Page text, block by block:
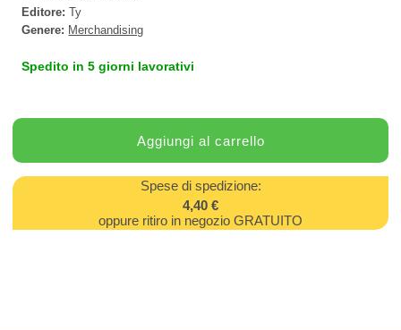
Editore:Ty
Genere: Merchandising
Spedito in 5 giorni lavorativi
Spese di spedizione:
4,40 €
oppure ritiro in negozio GRATUITO